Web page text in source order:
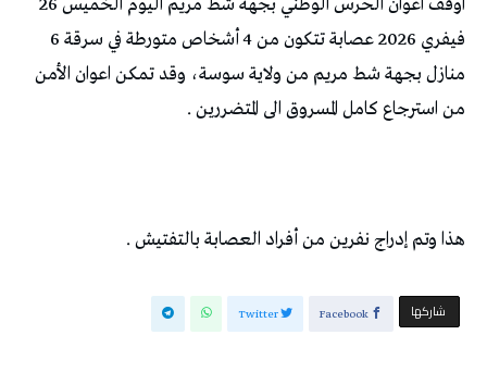
اوقف اعوان الحرس الوطني بجهة شط مريم اليوم الخميس 26
فيفري 2026 عصابة تتكون من 4 أشخاص متورطة في سرقة 6
منازل بجهة شط مريم من ولاية سوسة، وقد تمكن اعوان الأمن
من استرجاع كامل المسروق الى المتضررين .
هذا وتم إدراج نفرين من أفراد العصابة بالتفتيش .
‫‫ شاركها‬ Facebook
Twitter